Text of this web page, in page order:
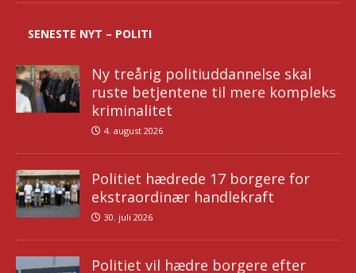
SENESTE NYT – POLITI
Ny treårig politiuddannelse skal
ruste betjentene til mere kompleks
kriminalitet
4. august 2026
Politiet hædrede 17 borgere for
ekstraordinær handlekraft
30. juli 2026
Politiet vil hædre borgere efter